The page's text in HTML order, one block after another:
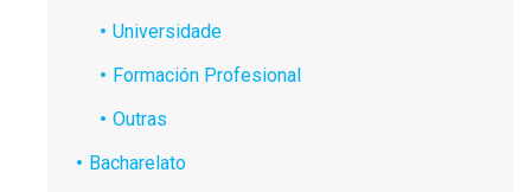
Universidade
Formación Profesional
Outras
Bacharelato